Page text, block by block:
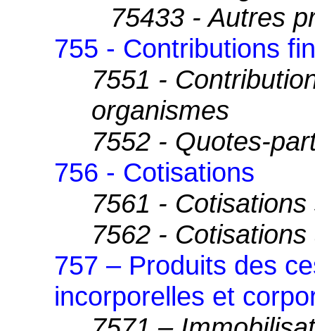
75433 - Autres
755 - Contributions
7551 -
organismes
7552 - Quotes-
756 - Cotisations
7561 -
7562 -
757 – Produits des
incorporelles et